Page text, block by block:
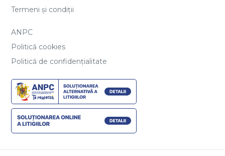
Termeni și condiții
ANPC
Politică cookies
Politică de confidențialitate